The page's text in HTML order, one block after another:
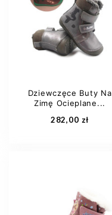
25 26
27
28
30
Dodaj do koszyka
Dziewczęce Buty Na
Zimę Ocieplane...
282,00 zł